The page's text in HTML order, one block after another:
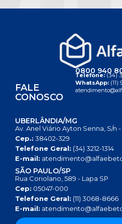
FALE
CONOSCO
0800 940
Telefone:(34)
WhatsApp: (11)
UBERLÂNDIA/MG
Av. Anel Viário Ayton Senna, S/n
Cep.: 38402-329
Telefone Geral: (34) 3212-1314
E-mail:
SÃO PAULO/SP
Rua Coriolano, 589 - Lapa SP
Cep: 05047-000
Telefone Geral: (11) 3068-8666
E-mail: